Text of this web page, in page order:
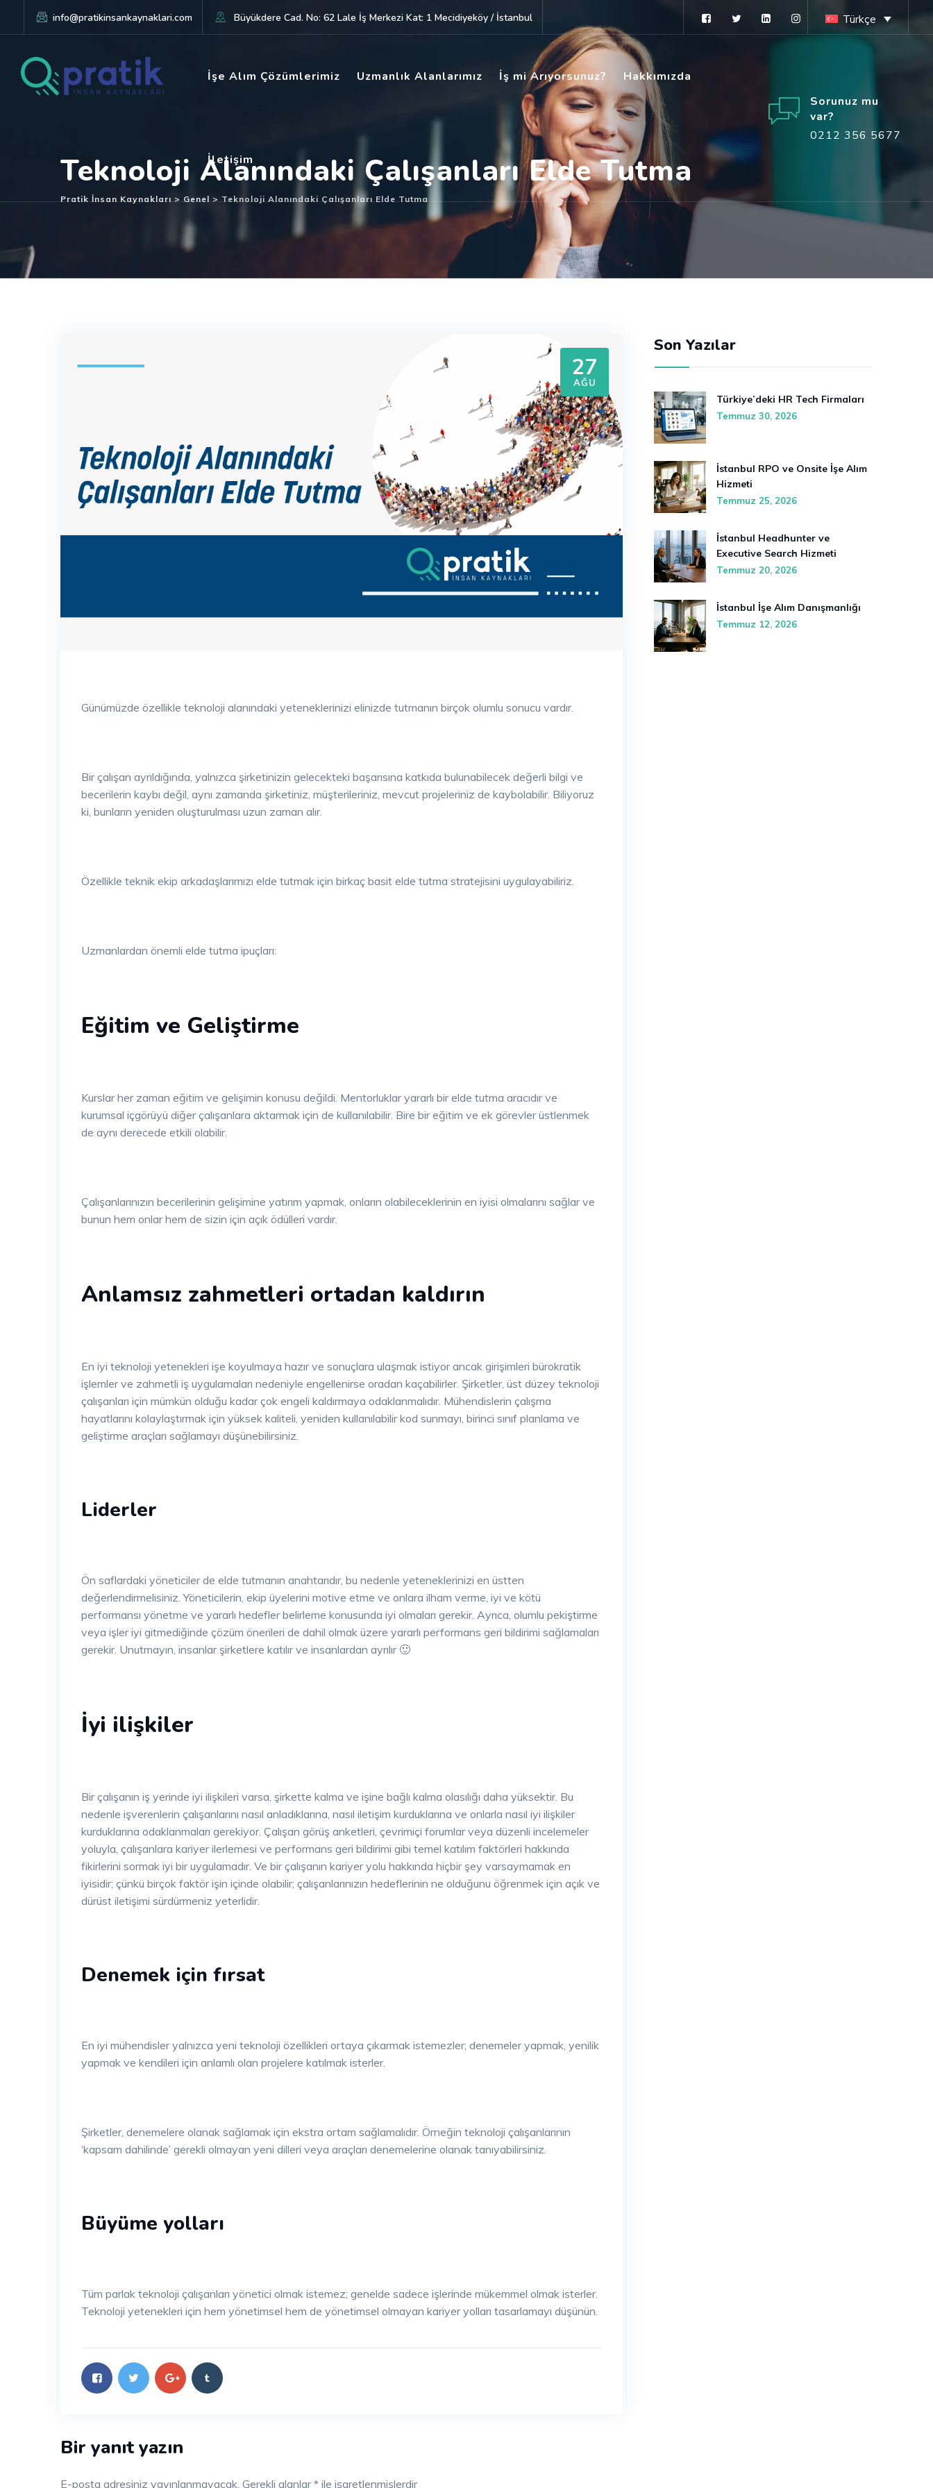
info@pratikinsankaynaklari.com Büyükdere Cad. No: 62 Lale İş Merkezi Kat: 1 Mecidiyeköy / İstanbul Türkçe
İşe Alım Çözümlerimiz Uzmanlık Alanlarımız İş mi Arıyorsunuz? Hakkımızda
İletişim
Sorunuz mu
var?
0212 356 5677
Teknoloji Alanındaki Çalışanları Elde Tutma
Pratik İnsan Kaynakları > Genel > Teknoloji Alanındaki Çalışanları Elde Tutma
27
AĞU
Günümüzde özellikle teknoloji alanındaki yeteneklerinizi elinizde tutmanın birçok olumlu sonucu vardır.
Bir çalışan ayrıldığında, yalnızca şirketinizin gelecekteki başarısına katkıda bulunabilecek değerli bilgi ve
becerilerin kaybı değil, aynı zamanda şirketiniz, müşterileriniz, mevcut projeleriniz de kaybolabilir. Biliyoruz
ki, bunların yeniden oluşturulması uzun zaman alır.
Özellikle teknik ekip arkadaşlarımızı elde tutmak için birkaç basit elde tutma stratejisini uygulayabiliriz.
Uzmanlardan önemli elde tutma ipuçları:
Eğitim ve Geliştirme
Kurslar her zaman eğitim ve gelişimin konusu değildi. Mentorluklar yararlı bir elde tutma aracıdır ve
kurumsal içgörüyü diğer çalışanlara aktarmak için de kullanılabilir. Bire bir eğitim ve ek görevler üstlenmek
de aynı derecede etkili olabilir.
Çalışanlarınızın becerilerinin gelişimine yatırım yapmak, onların olabileceklerinin en iyisi olmalarını sağlar ve
bunun hem onlar hem de sizin için açık ödülleri vardır.
Anlamsız zahmetleri ortadan kaldırın
En iyi teknoloji yetenekleri işe koyulmaya hazır ve sonuçlara ulaşmak istiyor ancak girişimleri bürokratik
işlemler ve zahmetli iş uygulamaları nedeniyle engellenirse oradan kaçabilirler. Şirketler, üst düzey teknoloji
çalışanları için mümkün olduğu kadar çok engeli kaldırmaya odaklanmalıdır. Mühendislerin çalışma
hayatlarını kolaylaştırmak için yüksek kaliteli, yeniden kullanılabilir kod sunmayı, birinci sınıf planlama ve
geliştirme araçları sağlamayı düşünebilirsiniz.
Liderler
Ön saflardaki yöneticiler de elde tutmanın anahtarıdır, bu nedenle yeteneklerinizi en üstten
değerlendirmelisiniz. Yöneticilerin, ekip üyelerini motive etme ve onlara ilham verme, iyi ve kötü
performansı yönetme ve yararlı hedefler belirleme konusunda iyi olmaları gerekir. Ayrıca, olumlu pekiştirme
veya işler iyi gitmediğinde çözüm önerileri de dahil olmak üzere yararlı performans geri bildirimi sağlamaları
gerekir. Unutmayın, insanlar şirketlere katılır ve insanlardan ayrılır 🙂
İyi ilişkiler
Bir çalışanın iş yerinde iyi ilişkileri varsa, şirkette kalma ve işine bağlı kalma olasılığı daha yüksektir. Bu
nedenle işverenlerin çalışanlarını nasıl anladıklarına, nasıl iletişim kurduklarına ve onlarla nasıl iyi ilişkiler
kurduklarına odaklanmaları gerekiyor. Çalışan görüş anketleri, çevrimiçi forumlar veya düzenli incelemeler
yoluyla, çalışanlara kariyer ilerlemesi ve performans geri bildirimi gibi temel katılım faktörleri hakkında
fikirlerini sormak iyi bir uygulamadır. Ve bir çalışanın kariyer yolu hakkında hiçbir şey varsaymamak en
iyisidir; çünkü birçok faktör işin içinde olabilir; çalışanlarınızın hedeflerinin ne olduğunu öğrenmek için açık ve
dürüst iletişimi sürdürmeniz yeterlidir.
Denemek için fırsat
En iyi mühendisler yalnızca yeni teknoloji özellikleri ortaya çıkarmak istemezler; denemeler yapmak, yenilik
yapmak ve kendileri için anlamlı olan projelere katılmak isterler.
Şirketler, denemelere olanak sağlamak için ekstra ortam sağlamalıdır. Örneğin teknoloji çalışanlarının
‘kapsam dahilinde’ gerekli olmayan yeni dilleri veya araçları denemelerine olanak tanıyabilirsiniz.
Büyüme yolları
Tüm parlak teknoloji çalışanları yönetici olmak istemez; genelde sadece işlerinde mükemmel olmak isterler.
Teknoloji yetenekleri için hem yönetimsel hem de yönetimsel olmayan kariyer yolları tasarlamayı düşünün.
Bir yanıt yazın
E-posta adresiniz yayınlanmayacak. Gerekli alanlar* ile işaretlenmişlerdir
Son Yazılar
Türkiye’deki HR Tech Firmaları
Temmuz 30, 2026
İstanbul RPO ve Onsite İşe Alım
Hizmeti
Temmuz 25, 2026
İstanbul Headhunter ve
Executive Search Hizmeti
Temmuz 20, 2026
İstanbul İşe Alım Danışmanlığı
Temmuz 12, 2026